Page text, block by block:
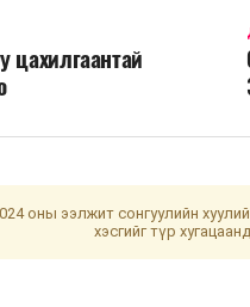
цахилгаантай
оны ээлжит сонгуулийн
хэсгийг түр